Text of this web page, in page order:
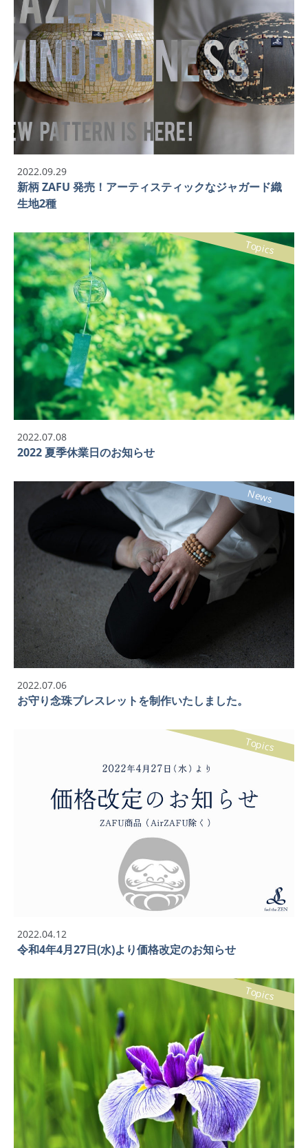
2022.09.29
新柄 ZAFU 発売！アーティスティックなジャガード織
生地2種
2022.07.08
2022 夏季休業日のお知らせ
Topics
2022.07.06
お守り念珠ブレスレットを制作いたしました。
News
2022.04.12
令和4年4月27日(水)より価格改定のお知らせ
Topics
Topics